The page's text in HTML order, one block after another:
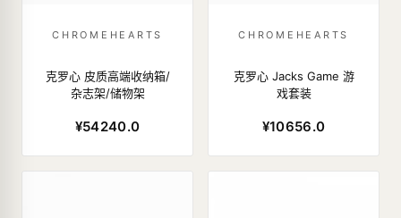
CHROMEHEARTS
克罗心 皮质高端收纳箱/
杂志架/储物架
¥54240.0
CHROMEHEARTS
克罗心 Jacks Game 游
戏套装
¥10656.0